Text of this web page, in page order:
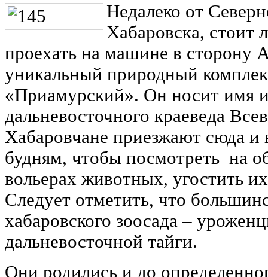
Недалеко от
Хабаровска, стоит
проехать на машине в сторону
уникальный природный
«Приамурский». Он носит имя
дальневосточного краеведа
Хабаровчане приезжают сюда
будням, чтобы посмотреть на
вольерах животных, угостить
Следует отметить, что
хабаровского зоосада –
дальневосточной тайги.
Они родились и до